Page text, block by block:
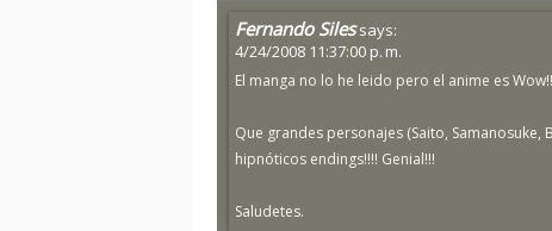
Fernando Siles says:
4/24/2008 11:37:00 p. m.
El manga no lo he leido pero el anime es
Que grandes personajes (Saito,
hipnóticos endings!!!! Genial!!!
Saludetes.